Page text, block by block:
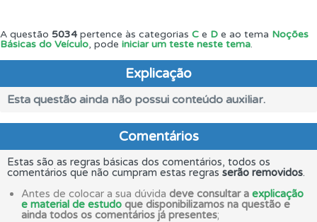
A questão 5034pertence às categorias C e D e ao tema Noções
Básicas do Veículo, pode iniciar um teste neste tema.
Explicação
Esta questão ainda não possui conteúdo auxiliar.
Comentários
Estas são as regras básicas dos comentários, todos os
comentários que não cumpram estas regras serão removidos.
Antes de colocar a sua dúvida deve consultar a explicação
e material de estudo que disponibilizamos na questão e
ainda todos os comentários já presentes;